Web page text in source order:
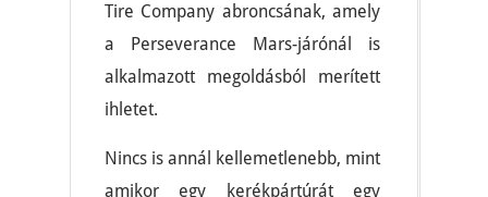
Tire Company abroncsának, amely
a Perseverance Mars-járónál is
alkalmazott megoldásból merített
ihletet.
Nincs is annál kellemetlenebb, mint
amikor egy kerékpártúrát egy